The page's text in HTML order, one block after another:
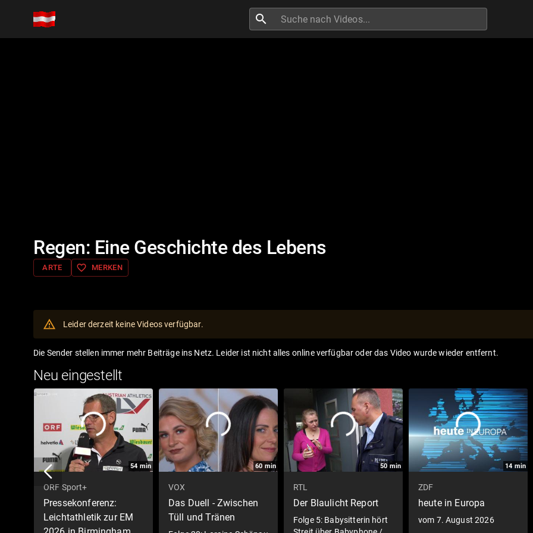
search
Regen: Eine Geschichte des Lebens
ARTE favorite_border MERKEN
Leider derzeit keine Videos verfügbar.
Die Sender stellen immer mehr Beiträge ins Netz. Leider ist nicht alles online verfügbar oder das Video wurde wieder entfernt.
Neu eingestellt
54 min
ORF Sport+
Pressekonferenz:
Leichtathletik zur EM
60 min
VOX
Das Duell - Zwischen
Tüll und Tränen
50min
RTL
Der Blaulicht Report
Folge 5: Babysitterin hört
14 min
ZDF
heute in Europa
vom 7. August 2026